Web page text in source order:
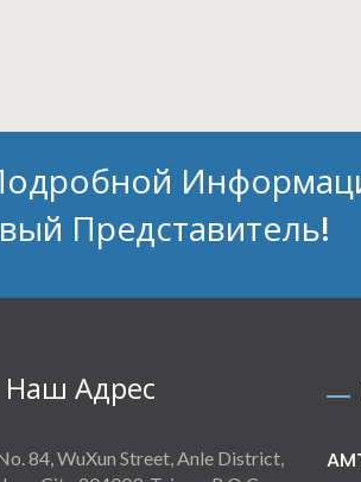
Представитель!
Наш Адрес
84, WuXun Street, Anle District,